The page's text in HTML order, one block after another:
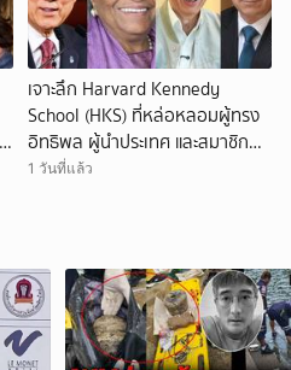
เจาะลึก Harvard Kennedy
School (HKS) ที่หล่อหลอมผู้ทรง
อิทธิพล ผู้นำประเทศ และสมาชิก
ราชวงศ์จากทั่วโลก
1 วันที่แล้ว